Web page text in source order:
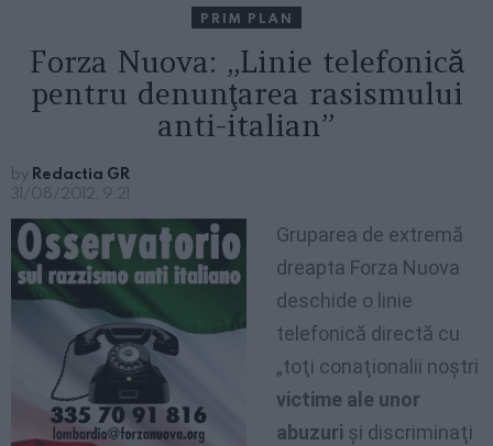
PRIM PLAN
Forza Nuova: „Linie telefonică
pentru denunţarea rasismului
anti-italian”
by Redactia GR
31/08/2012, 9:21
Gruparea de extremă
dreapta Forza Nuova
deschide o linie
telefonică directă cu
„toţi conaţionalii noştri
victime ale unor
abuzuri şi discriminaţi